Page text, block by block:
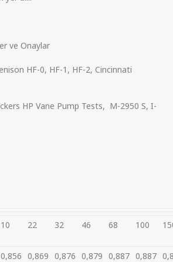
ve Onaylar
HF-0, HF-1, HF-2, Cincinnati
HP Vane Pump Tests, M-2950 S, I-
10 22 32 46 68 100
0,856 0,869 0,876 0,879 0,887 0,887